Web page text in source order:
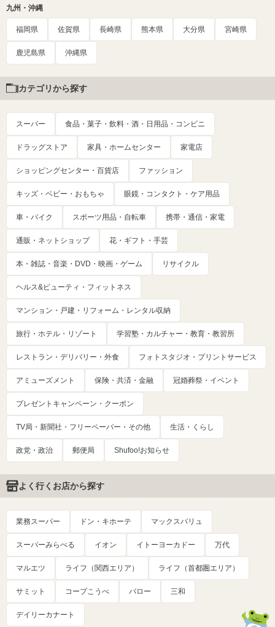
九州・沖縄
福岡県 佐賀県 長崎県 熊本県 大分県 宮崎県
鹿児島県 沖縄県
カテゴリから探す
スーパー 食品・菓子・飲料・酒・日用品・コンビニ
ドラッグストア 家具・ホームセンター 家電店
ショッピングセンター・百貨店 ファッション
キッズ・ベビー・おもちゃ 眼鏡・コンタクト・ケア用品
車・バイク スポーツ用品・自転車 携帯・通信・家電
通販・ネットショップ 花・ギフト・手芸
本・雑誌・音楽・DVD・映画・ゲーム リサイクル
ヘルス&ビューティ・フィットネス
マンション・戸建・リフォーム・レンタル収納
旅行・ホテル・リゾート 学習塾・カルチャー・教育・教習所
レストラン・デリバリー・外食 フォトスタジオ・プリントサービス
アミューズメント 保険・共済・金融 冠婚葬祭・イベント
プレゼントキャンペーン・クーポン
TV局・新聞社・フリーペーパー・その他 生活・くらし
政党・政治 郵便局 Shufoo!お知らせ
よく行くお店から探す
業務スーパー ドン・キホーテ マックスバリュ
スーパーみらべる イオン イトーヨーカドー 万代
マルエツ ライフ（関西エリア） ライフ（首都圏エリア）
サミット コープこうべ バロー 三和
デイリーカナート